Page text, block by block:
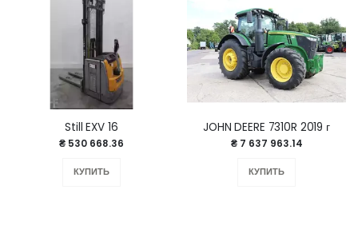
Still EXV 16
₴ 530 668.36
КУПИТЬ
JOHN DEERE 7310R 2019 г
₴ 7 637 963.14
КУПИТЬ